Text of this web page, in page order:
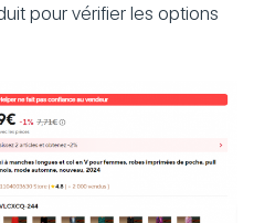
pour vérifier les options